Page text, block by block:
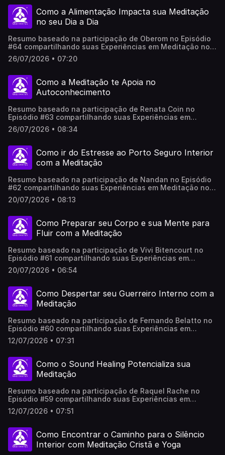
representa necessariamente em 100% a opinião do(a/as)
participantes.Como a Alimentação Impacta sua Meditação
no seu Dia a Dia
Resumo baseado na participação de Oberom no Episódio
#64 compartilhando suas Experiências em Meditação no
Meditantes PodCast...Este vídeo foi produzido com apoio
de sistemas de Inteligência Artificial, revisado e adaptado
100% a opinião do(a/as) participantes.
26/07/2026 • 07:20
Como a Meditação te Apoia no
Autoconhecimento
Resumo baseado na participação de Renata Coin no
Episódio #63 compartilhando suas Experiências em
Meditação no Meditantes PodCast...Este vídeo foi
produzido com apoio de sistemas de Inteligência
representa necessariamente em 100% a opinião do(a/as)
participantes.
26/07/2026 • 08:34
Como ir do Estresse ao Porto Seguro Interior
com a Meditação
Resumo baseado na participação de Nandan no Episódio
#62 compartilhando suas Experiências em Meditação no
Meditantes PodCast. ..Este vídeo foi produzido com apoio
de sistemas de Inteligência Artificial, revisado e adaptado
100% a opinião do(a/as) participantes.
20/07/2026 • 08:13
Como Preparar seu Corpo e sua Mente para
Fluir com a Meditação
Resumo baseado na participação de Vivi Bitencourt no
Episódio #61 compartilhando suas Experiências em
Meditação no Meditantes PodCast...Este vídeo foi
produzido com apoio de sistemas de Inteligência
representa necessariamente em 100% a opinião do(a/as)
participantes.
20/07/2026 • 06:54
Como Despertar seu Guerreiro Interno com a
Meditação
Resumo baseado na participação de Fernando Belatto no
Episódio #60 compartilhando suas Experiências em
Meditação no Meditantes PodCast...Este vídeo foi
produzido com apoio de sistemas de Inteligência
representa necessariamente em 100% a opinião do(a/as)
participantes.
12/07/2026 • 07:31
Como o Sound Healing Potencializa sua
Meditação
Resumo baseado na participação de Raquel Rache no
Episódio #59 compartilhando suas Experiências em
Meditação no Meditantes PodCast. ..Este vídeo foi
produzido com apoio de sistemas de Inteligência
representa necessariamente em 100% a opinião do(a/as)
participantes.
12/07/2026 • 07:51
Como Encontrar o Caminho para o Silêncio
Interior com Meditação Cristã e Yoga